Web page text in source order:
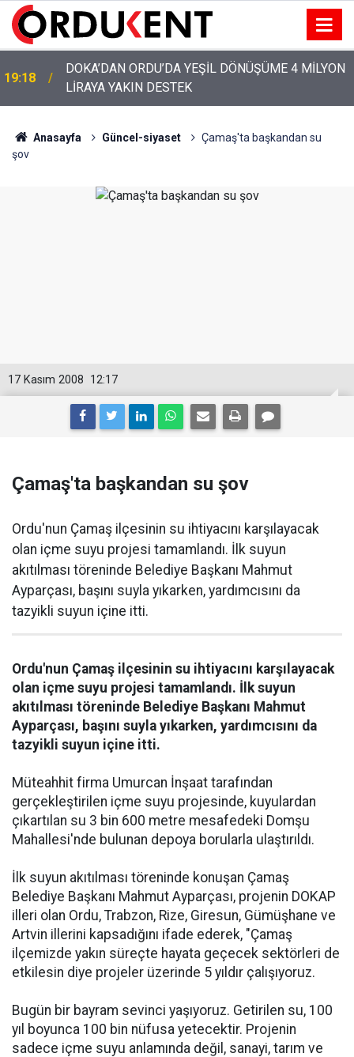
12:46
YENİ PARTİ’NİN ORDU’DAKİ 69 KİŞİLİK KURUCU
KADROSU AÇIKLANDI
Anasayfa Güncel-siyaset
Çamaş'ta başkandan su
şov
12:17
17 Kasım 2008
Çamaş'ta başkandan su şov
Ordu'nun Çamaş ilçesinin su ihtiyacını karşılayacak
olan içme suyu projesi tamamlandı. İlk suyun
akıtılması töreninde Belediye Başkanı Mahmut
Ayparçası, başını suyla yıkarken, yardımcısını da
tazyikli suyun içine itti.
Ordu'nun Çamaş ilçesinin su ihtiyacını karşılayacak
olan içme suyu projesi tamamlandı. İlk suyun
akıtılması töreninde Belediye Başkanı Mahmut
Ayparçası, başını suyla yıkarken, yardımcısını da
tazyikli suyun içine itti.
Müteahhit firma Umurcan İnşaat tarafından
gerçekleştirilen içme suyu projesinde, kuyulardan
çıkartılan su 3 bin 600 metre mesafedeki Domşu
Mahallesi'nde bulunan depoya borularla ulaştırıldı.
İlk suyun akıtılması töreninde konuşan Çamaş
Belediye Başkanı Mahmut Ayparçası, projenin DOKAP
illeri olan Ordu, Trabzon, Rize, Giresun, Gümüşhane ve
Artvin illerini kapsadığını ifade ederek, "Çamaş
ilçemizde yakın süreçte hayata geçecek sektörleri de
etkilesin diye projeler üzerinde 5 yıldır çalışıyoruz.
Bugün bir bayram sevinci yaşıyoruz. Getirilen su, 100
yıl boyunca 100 bin nüfusa yetecektir. Projenin
sadece içme suyu anlamında değil, sanayi, tarım ve